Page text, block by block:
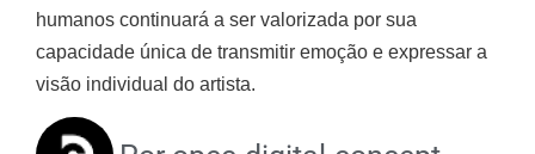
humanos continuará a ser valorizada por sua
capacidade única de transmitir emoção e expressar a
visão individual do artista.